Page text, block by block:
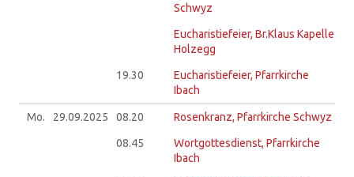
Schwyz
Eucharistiefeier, Br.Klaus Kapelle
Holzegg
19.30
Eucharistiefeier, Pfarrkirche
Ibach
Mo. 29.09.2025 08.20 Rosenkranz, Pfarrkirche Schwyz
08.45
Wortgottesdienst, Pfarrkirche
Ibach